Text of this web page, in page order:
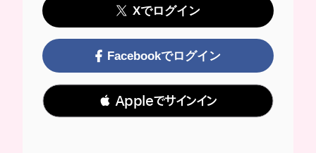
Xでログイン
Facebookでログイン
 Appleでサインイン